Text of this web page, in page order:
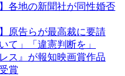
各地の新聞社が同性婚否
原告らが最高裁に要請
て」「違憲判断を」
ス』が報知映画賞作品
賞